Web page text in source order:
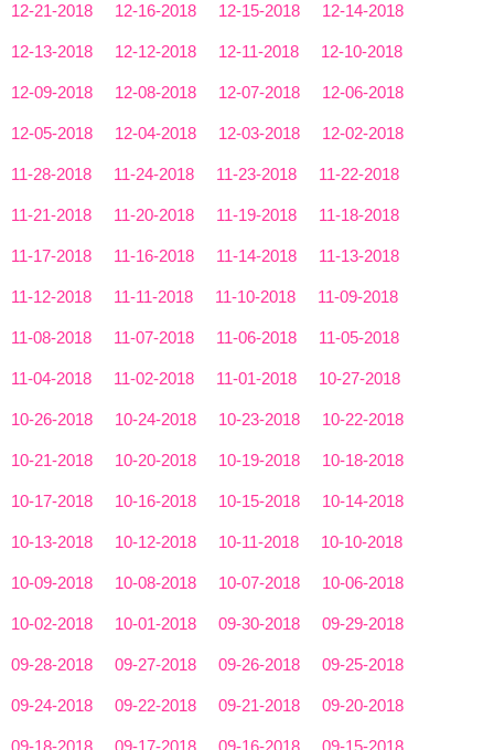
12-21-2018 12-16-2018 12-15-2018 12-14-2018
12-13-2018 12-12-2018 12-11-2018 12-10-2018
12-09-2018 12-08-2018 12-07-2018 12-06-2018
12-05-2018 12-04-2018 12-03-2018 12-02-2018
11-28-2018 11-24-2018 11-23-2018 11-22-2018
11-21-2018 11-20-2018 11-19-2018 11-18-2018
11-17-2018 11-16-2018 11-14-2018 11-13-2018
11-12-2018 11-11-2018 11-10-2018 11-09-2018
11-08-2018 11-07-2018 11-06-2018 11-05-2018
11-04-2018 11-02-2018 11-01-2018 10-27-2018
10-26-2018 10-24-2018 10-23-2018 10-22-2018
10-21-2018 10-20-2018 10-19-2018 10-18-2018
10-17-2018 10-16-2018 10-15-2018 10-14-2018
10-13-2018 10-12-2018 10-11-2018 10-10-2018
10-09-2018 10-08-2018 10-07-2018 10-06-2018
10-02-2018 10-01-2018 09-30-2018 09-29-2018
09-28-2018 09-27-2018 09-26-2018 09-25-2018
09-24-2018 09-22-2018 09-21-2018 09-20-2018
09-18-2018 09-17-2018 09-16-2018 09-15-2018